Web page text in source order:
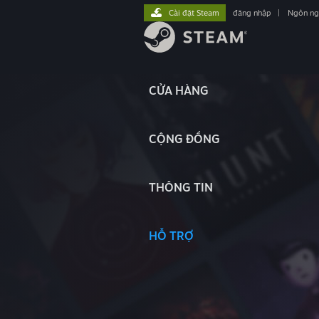
CỬA HÀNG
CỘNG ĐỒNG
THÔNG TIN
HỖ TRỢ
Cài đặt Steam đăng nhập Ngôn